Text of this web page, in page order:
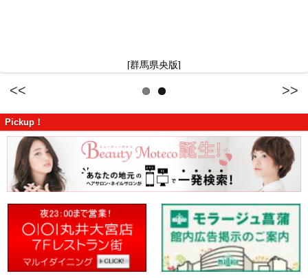
[群馬県央版]
Pickup！